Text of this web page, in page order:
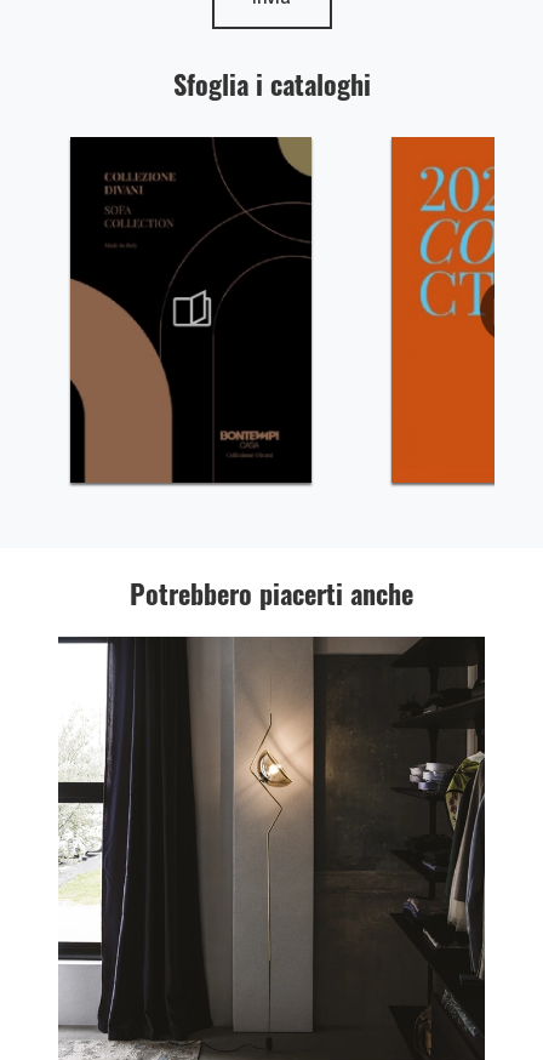
Sfoglia i cataloghi
Potrebbero piacerti anche